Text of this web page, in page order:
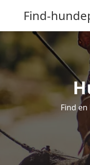
Find-
Find